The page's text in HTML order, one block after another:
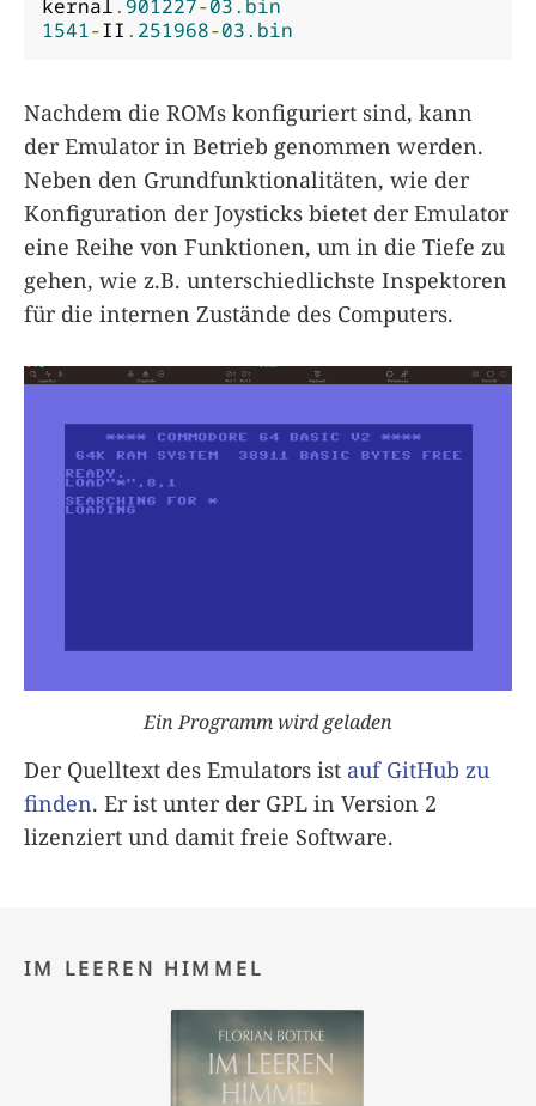
kernal. 901227-03.bin
1541-II . 251968-03.bin
Nachdem die ROMs konfiguriert sind, kann
der Emulator in Betrieb genommen werden.
Neben den Grundfunktionalitäten, wie der
Konfiguration der Joysticks bietet der Emulator
eine Reihe von Funktionen, um in die Tiefe zu
gehen, wie z.B. unterschiedlichste Inspektoren
für die internen Zustände des Computers.
Ein Programm wird geladen
Der Quelltext des Emulators ist auf GitHub zu
finden. Er ist unter der GPL in Version 2
lizenziert und damit freie Software.
IM LEEREN HIMMEL